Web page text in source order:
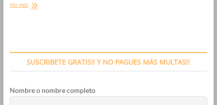
Ver másmulta
y
residentes
SUSCRIBETE GRATIS!! Y NO PAGUES MÁS MULTAS!!
Nombre o nombre completo